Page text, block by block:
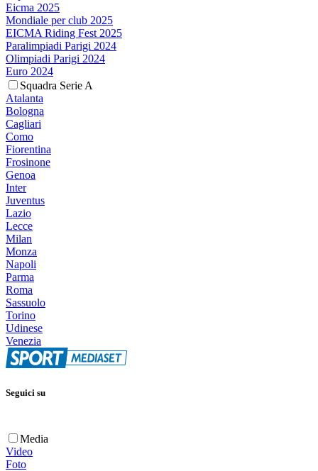
Eicma 2025
Mondiale per club 2025
EICMA Riding Fest 2025
Paralimpiadi Parigi 2024
Olimpiadi Parigi 2024
Euro 2024
Squadra Serie A
Atalanta
Bologna
Cagliari
Como
Fiorentina
Frosinone
Genoa
Inter
Juventus
Lazio
Lecce
Milan
Monza
Napoli
Parma
Roma
Sassuolo
Torino
Udinese
Venezia
Seguici su
Media
Video
Foto